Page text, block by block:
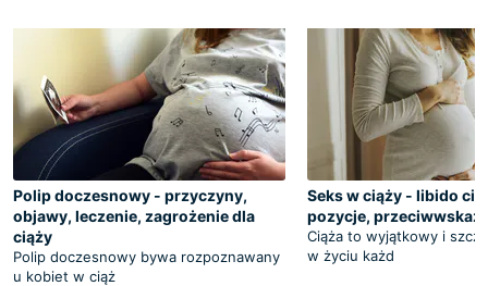
Polip doczesnowy - przyczyny,
objawy, leczenie, zagrożenie dla
ciąży
Polip doczesnowy bywa rozpoznawany
u kobiet w ciąż
Seks w ciąży - libido
pozycje,
Ciąża to wyjątkowy i
w życiu każd